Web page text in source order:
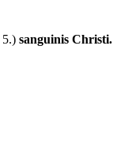
5.) sanguinis Christi.